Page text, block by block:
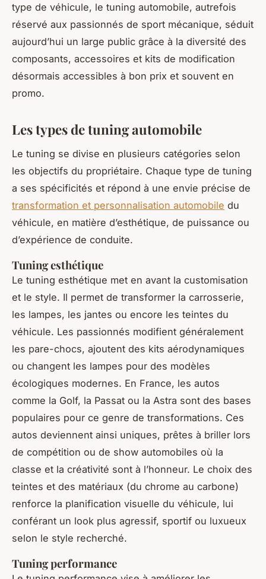
type de véhicule, le tuning automobile, autrefois
réservé aux passionnés de sport mécanique, séduit
aujourd’hui un large public grâce à la diversité des
composants, accessoires et kits de modification
désormais accessibles à bon prix et souvent en
promo.
Les types de tuning automobile
Le tuning se divise en plusieurs catégories selon
les objectifs du propriétaire. Chaque type de tuning
a ses spécificités et répond à une envie précise de
transformation et personnalisation automobile du
véhicule, en matière d’esthétique, de puissance ou
d’expérience de conduite.
Tuning esthétique
Le tuning esthétique met en avant la customisation
et le style. Il permet de transformer la carrosserie,
les lampes, les jantes ou encore les teintes du
véhicule. Les passionnés modifient généralement
les pare-chocs, ajoutent des kits aérodynamiques
ou changent les lampes pour des modèles
écologiques modernes. En France, les autos
comme la Golf, la Passat ou la Astra sont des bases
populaires pour ce genre de transformations. Ces
autos deviennent ainsi uniques, prêtes à briller lors
de compétition ou de show automobiles où la
classe et la créativité sont à l’honneur. Le choix des
teintes et des matériaux (du chrome au carbone)
renforce la planification visuelle du véhicule, lui
conférant un look plus agressif, sportif ou luxueux
selon le style recherché.
Tuning performance